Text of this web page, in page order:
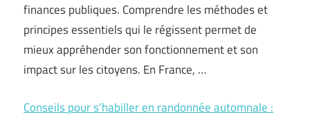
finances publiques. Comprendre les méthodes et
principes essentiels qui le régissent permet de
mieux appréhender son fonctionnement et son
impact sur les citoyens. En France, …
Conseils pour s’habiller en randonnée automnale :